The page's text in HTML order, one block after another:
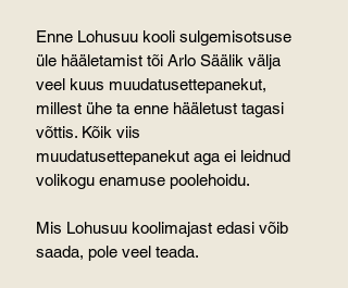
Enne Lohusuu kooli sulgemisotsuse
üle hääletamist tõi Arlo Säälik välja
veel kuus muudatusettepanekut,
millest ühe ta enne hääletust tagasi
võttis. Kõik viis
muudatusettepanekut aga ei leidnud
volikogu enamuse poolehoidu.
Mis Lohusuu koolimajast edasi võib
saada, pole veel teada.